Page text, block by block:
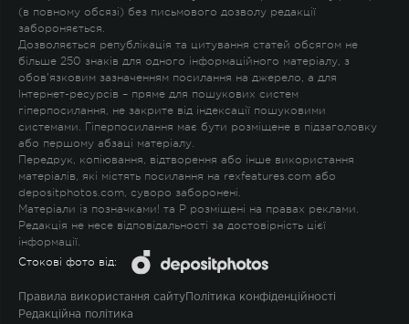
(в повному обсязі) без письмового дозволу редакції
забороняється.
Дозволяється републікація та цитування статей обсягом не
більше 250 знаків для одного інформаційного матеріалу, з
обов'язковим зазначенням посилання на джерело, а для
Інтернет-ресурсів – пряме для пошукових систем
гіперпосилання, не закрите від індексації пошуковими
системами. Гіперпосилання має бути розміщене в підзаголовку
або першому абзаці матеріалу.
Передрук, копіювання, відтворення або інше використання
матеріалів, які містять посилання на rexfeatures.com або
depositphotos.com, суворо заборонені.
Матеріали із позначками! та P розміщені на правах реклами.
Редакція не несе відповідальності за достовірність цієї
інформації.
Стокові фото від:
Правила використання сайту Політика конфіденційності
Редакційна політика